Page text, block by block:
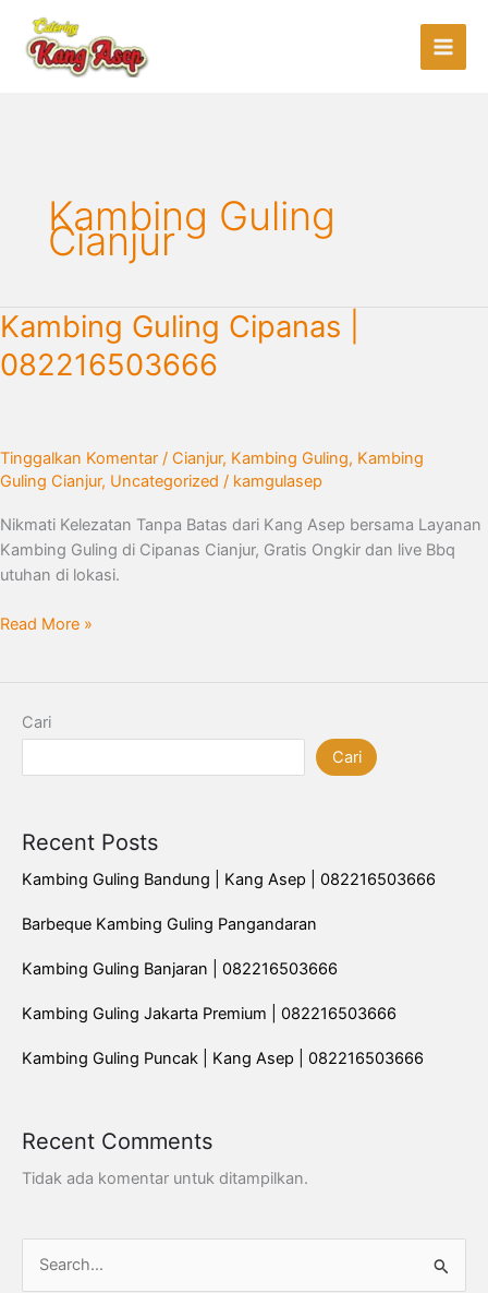
konten
Kambing Guling
Cianjur
Kambing Guling Cipanas |
082216503666
Tinggalkan Komentar / Cianjur, Kambing Guling, Kambing
Guling Cianjur, Uncategorized / kamgulasep
Nikmati Kelezatan Tanpa Batas dari Kang Asep bersama Layanan
Kambing Guling di Cipanas Cianjur, Gratis Ongkir dan live Bbq
utuhan di lokasi.
Kambing
Guling
Cipanas
Read More »
Cari
Cari
Recent Posts
Kambing Guling Bandung | Kang Asep | 082216503666
Barbeque Kambing Guling Pangandaran
Kambing Guling Banjaran | 082216503666
Kambing Guling Jakarta Premium | 082216503666
Kambing Guling Puncak | Kang Asep | 082216503666
Recent Comments
Tidak ada komentar untuk ditampilkan.